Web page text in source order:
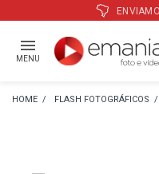
MENU
FLASH FOTOGRÁFICOS